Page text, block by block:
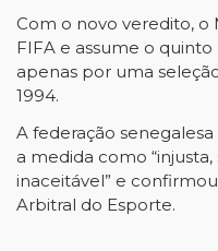
Com o novo veredito, o
FIFA e assume o
apenas por uma
1994.
A federação
a medida como
inaceitável” e
Arbitral do Esporte.